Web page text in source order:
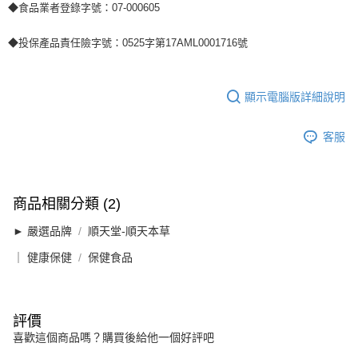
◆食品業者登錄字號：07-000605
◆投保產品責任險字號：0525字第17AML0001716號
顯示電腦版詳細說明
客服
商品相關分類 (2)
► 嚴選品牌 順天堂-順天本草
｜ 健康保健 保健食品
評價
喜歡這個商品嗎？購買後給他一個好評吧